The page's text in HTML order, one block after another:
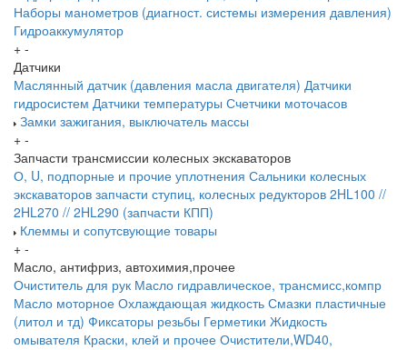
Наборы манометров (диагност. системы измерения давления)
Гидроаккумулятор
+ -
Датчики
Маслянный датчик (давления масла двигателя) Датчики
гидросистем Датчики температуры Счетчики моточасов
Замки зажигания, выключатель массы
+ -
Запчасти трансмиссии колесных экскаваторов
О, U, подпорные и прочие уплотнения Сальники колесных
экскаваторов запчасти ступиц, колесных редукторов 2HL100 //
2HL270 // 2HL290 (запчасти КПП)
Клеммы и сопутсвующие товары
+ -
Масло, антифриз, автохимия,прочее
Очиститель для рук Масло гидравлическое, трансмисс,компр
Масло моторное Охлаждающая жидкость Смазки пластичные
(литол и тд) Фиксаторы резьбы Герметики Жидкость
омывателя Краски, клей и прочее Очистители,WD40,